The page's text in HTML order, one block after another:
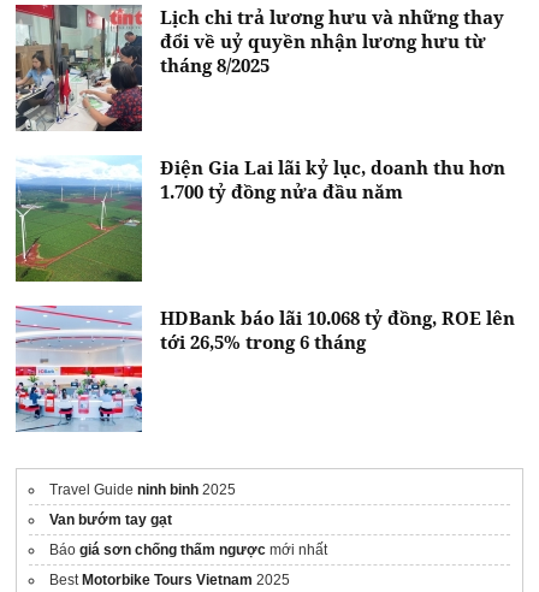
Lịch chi trả lương hưu và những thay
đổi về uỷ quyền nhận lương hưu từ
tháng 8/2025
Điện Gia Lai lãi kỷ lục, doanh thu hơn
1.700 tỷ đồng nửa đầu năm
HDBank báo lãi 10.068 tỷ đồng, ROE lên
tới 26,5% trong 6 tháng
Travel Guideninh binh 2025
Van bướm tay gạt
Báogiá sơn chống thấm ngược mới nhất
Best Motorbike Tours Vietnam 2025